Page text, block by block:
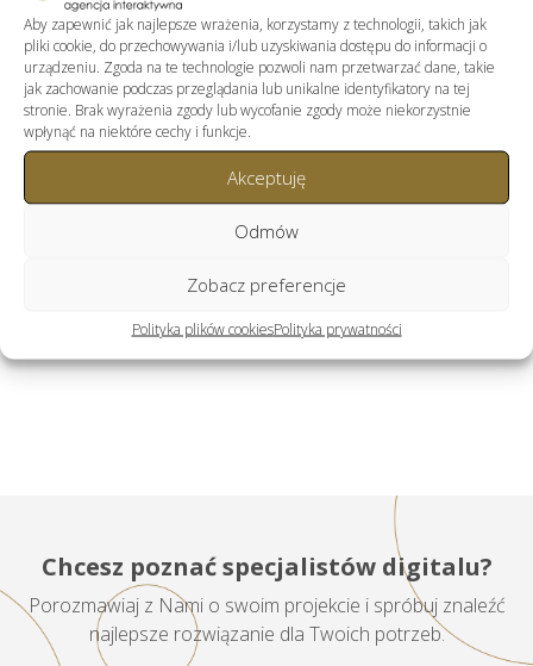
Aby zapewnić jak najlepsze wrażenia, korzystamy z technologii, takich jak
pliki cookie, do przechowywania i/lub uzyskiwania dostępu do informacji o
urządzeniu. Zgoda na te technologie pozwoli nam przetwarzać dane, takie
jak zachowanie podczas przeglądania lub unikalne identyfikatory na tej
stronie. Brak wyrażenia zgody lub wycofanie zgody może niekorzystnie
wpłynąć na niektóre cechy i funkcje.
Akceptuję
Odmów
Zobacz preferencje
Polityka plików cookiesPolityka prywatności
Chcesz poznać specjalistów digitalu?
Porozmawiaj z Nami o swoim projekcie i spróbuj znaleźć
najlepsze rozwiązanie dla Twoich potrzeb.